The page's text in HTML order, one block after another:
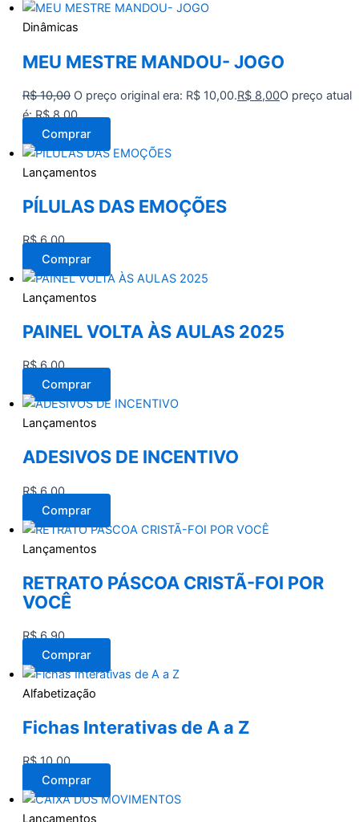
Dinâmicas
MEU MESTRE MANDOU- JOGO
R$10,00 O preço original era: R$ 10,00.R$ 8,00O preço atual
é: R$ 8,00.
Comprar
Lançamentos
PÍLULAS DAS EMOÇÕES
R$6,00
Comprar
Lançamentos
PAINEL VOLTA ÀS AULAS 2025
R$6,00
Comprar
Lançamentos
ADESIVOS DE INCENTIVO
R$6,00
Comprar
Lançamentos
RETRATO PÁSCOA CRISTÃ-FOI POR
VOCÊ
R$6,90
Comprar
Alfabetização
Fichas Interativas de A a Z
R$10,00
Comprar
Lançamentos